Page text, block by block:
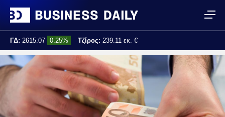
ΓΔ: 2615.07 0.25% Τζίρος: 239.11 εκ. €
Τελ. ενημέρωση: 17:25:01